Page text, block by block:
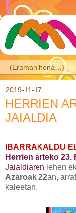
2019-11-17
HERRIEN
JAIALDIA
IBARRAKALDU
Herrien arteko 23.
Jaialdiaren lehen
Azaroak 22an,
kaleetan.